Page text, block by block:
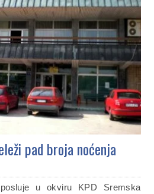
pad broja noćenja
u okviru KPD Sremska